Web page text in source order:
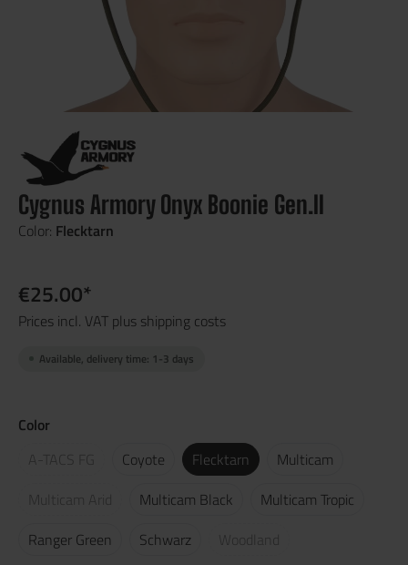
Cygnus Armory Onyx Boonie Gen.II
Color: Flecktarn
€25.00*
Prices incl. VAT plus shipping costs
Available, delivery time: 1-3 days
Color
A-TACS FG
Coyote Flecktarn
Multicam
Multicam Arid
Multicam Black
Multicam Tropic
Ranger Green
Schwarz